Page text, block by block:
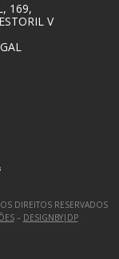
169,
V
DIREITOS RESERVADOS
– DESIGNBY|DP